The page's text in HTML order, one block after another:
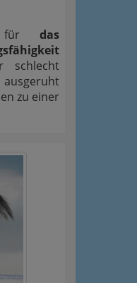
das
schlecht
zu einer